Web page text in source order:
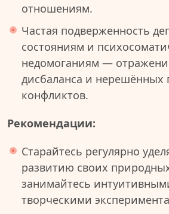
отношениям.
Частая подверженность
состояниям и
недомоганиям —
дисбаланса и нерешённых
конфликтов.
Рекомендации:
Старайтесь регулярно
развитию своих
занимайтесь
творческими